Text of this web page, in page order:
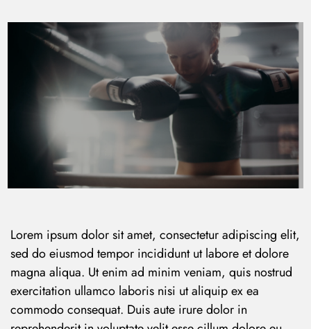
Lorem ipsum dolor sit amet, consectetur adipiscing elit,
sed do eiusmod tempor incididunt ut labore et dolore
magna aliqua. Ut enim ad minim veniam, quis nostrud
exercitation ullamco laboris nisi ut aliquip ex ea
commodo consequat. Duis aute irure dolor in